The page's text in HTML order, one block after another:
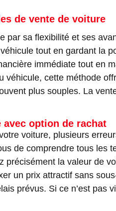
de vente de voiture
par sa flexibilité et ses
tout en gardant la
immédiate tout en
véhicule, cette méthode
plus souples. La
option de rachat
voiture, plusieurs
de comprendre tous
précisément la valeur de
un prix attractif sans
prévus. Si ce n’est